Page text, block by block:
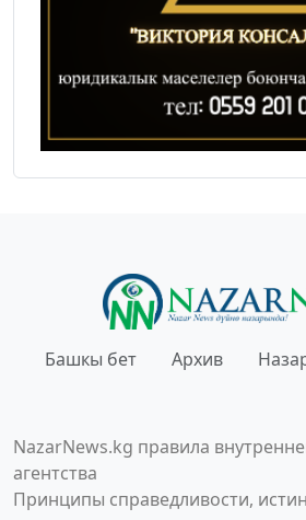
Башкы бет Архив
NazarNews.kg правила
агентства
Принципы справедливости,